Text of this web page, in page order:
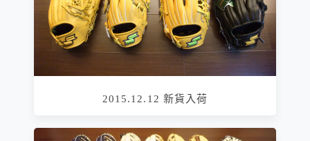
2015.12.12 新貨入荷